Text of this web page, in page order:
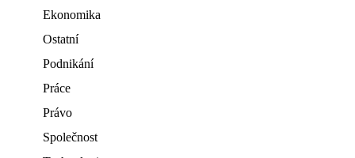
Ekonomika
Ostatní
Podnikání
Práce
Právo
Společnost